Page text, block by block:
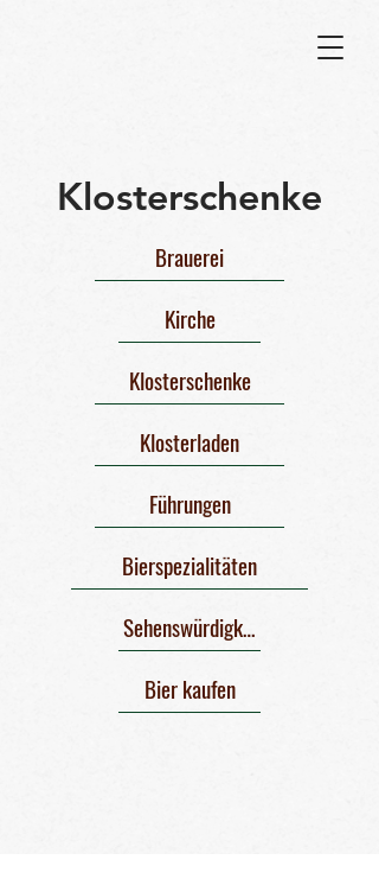
Klosterschenke
Brauerei
Kirche
Klosterschenke
Klosterladen
Führungen
Bierspezialitäten
Sehenswürdigkeiten
Bier kaufen